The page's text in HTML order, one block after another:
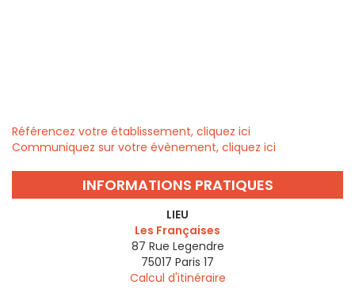
Référencez votre établissement, cliquez ici
Communiquez sur votre évènement, cliquez ici
INFORMATIONS PRATIQUES
LIEU
Les Françaises
87 Rue Legendre
75017 Paris 17
Calcul d'itinéraire